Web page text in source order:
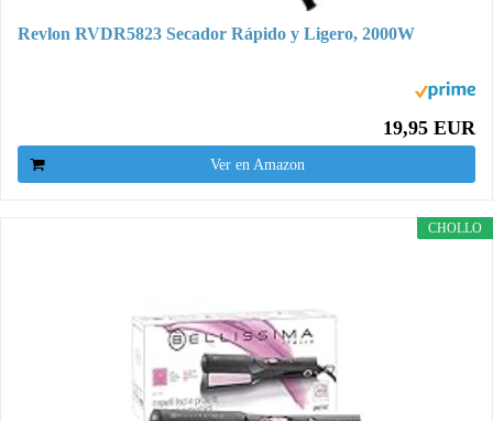
Revlon RVDR5823 Secador Rápido y Ligero, 2000W
19,95 EUR
Ver en Amazon
CHOLLO